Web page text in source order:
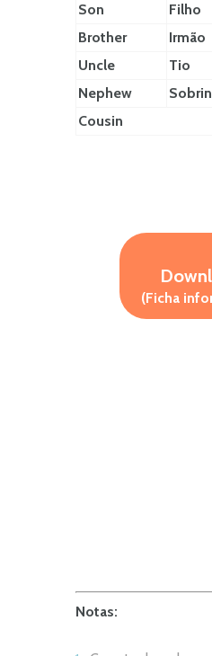
Son
Filho
Brother
Irmão
Uncle
Tio
Nephew
Cousin
(Ficha
Notas: